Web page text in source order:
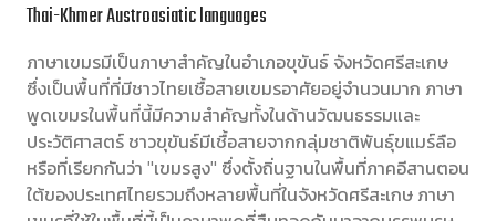
Thai-Khmer Austroasiatic languages
ภาษาเขมรมีเป็นภาษาสำคัญในอำเภอขุขันธ์ จังหวัดศรีสะเกษ
ซึ่งเป็นพื้นที่ที่มีชาวไทยเชื้อสายเขมรอาศัยอยู่จำนวนมาก ภาษา
พูดเขมรในพื้นที่นี้มีความสำคัญทั้งในด้านวัฒนธรรมและ
ประวัติศาสตร์ ชาวขุขันธ์มีเชื้อสายจากกลุ่มชาติพันธุ์ขแมร์ลือ
หรือที่เรียกกันว่า "เขมรสูง" ซึ่งตั้งถิ่นฐานในพื้นที่ภาคอีสานตอน
ใต้ของประเทศไทยรวมถึงหลายพื้นที่ในจังหวัดศรีสะเกษ ภาษา